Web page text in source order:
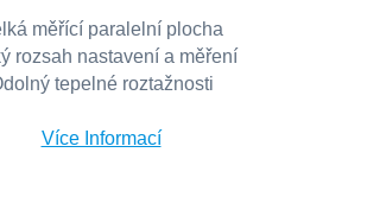
měřící paralelní plocha
rozsah nastavení a měření
tepelné roztažnosti
Více Informací